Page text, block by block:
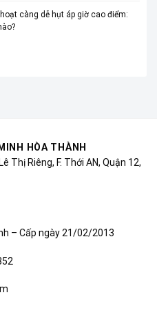
càng dễ hụt áp giờ cao điểm:
HÒA THÀNH
Thị Riêng, F. Thới AN, Quận 12,
– Cấp ngày 21/02/2013